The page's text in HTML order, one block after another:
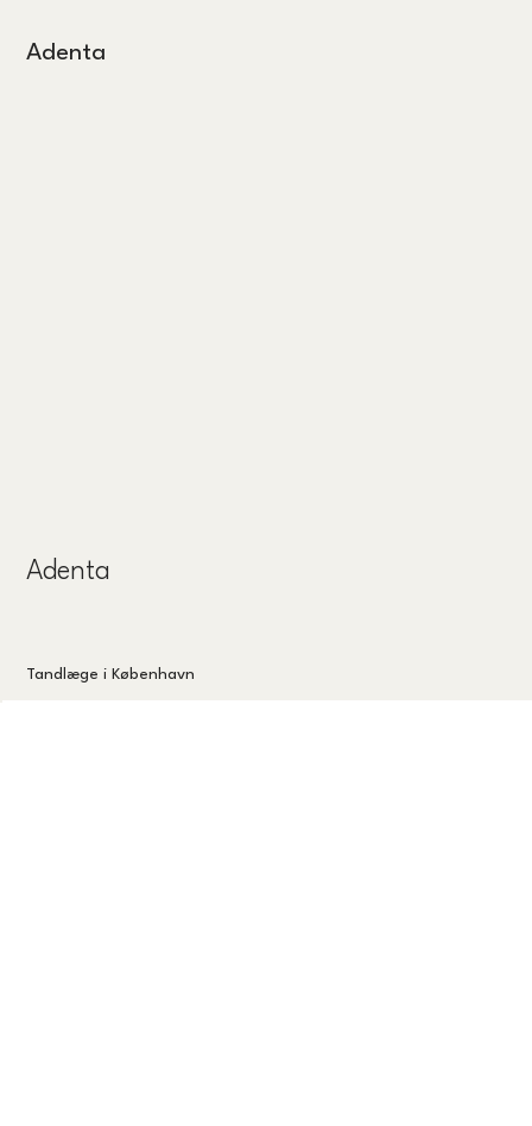
Adenta
Adenta
Tandlæge i København